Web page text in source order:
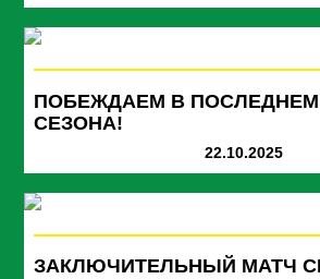
ПОБЕЖДАЕМ В
СЕЗОНА!
22.10.2025
ЗАКЛЮЧИТЕЛЬНЫЙ МАТЧ